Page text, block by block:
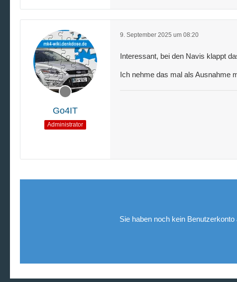
Go4IT
Administrator
9. September 2025 um 08:20
Interessant, bei den Navis klappt
Ich nehme das mal als Ausnahme
Sie haben noch kein